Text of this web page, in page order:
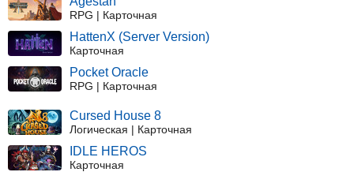
RPG | Карточная
HattenX (Server Version)
Карточная
Pocket Oracle
RPG | Карточная
Cursed House 8
Логическая | Карточная
IDLE HEROS
Карточная